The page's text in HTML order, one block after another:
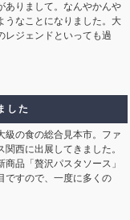
ありまして。なんやかんや
うなことになりました。大
レジェンドといっても過
した
級の食の総合見本市。ファ
関西に出展してきました。
商品「贅沢パスタソース」
ですので、一度に多くの